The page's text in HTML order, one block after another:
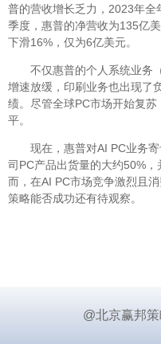
普的营收增长乏力，2023年
季度，惠普的净营收为135亿
下滑16%，仅为6亿美元。
不仅惠普的个人系统业务（
增速放缓，印刷业务也出现了
绩。尽管全球PC市场开始复
平。
现在，惠普对AI PC业务寄
司PC产品出货量的大约50%
而，在AI PC市场竞争激烈且
策略能否成功还有待观察。
@北京赢邦